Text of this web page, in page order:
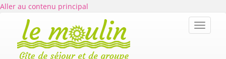
Aller au contenu principal
Toggle